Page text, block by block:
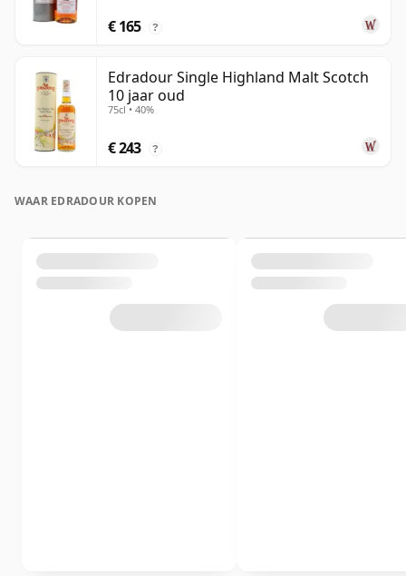
€ 165 ?
Edradour Single Highland Malt Scotch
10 jaar oud
75cl • 40%
€ 243 ?
WAAR EDRADOUR KOPEN